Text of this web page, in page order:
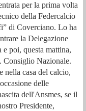
per la prima volta
della Federcalcio
di Coverciano. Lo ha
la Delegazione
e poi, questa mattina,
Consiglio Nazionale.
nella casa del calcio,
delle
dell'Ansmes, se il
Presidente,